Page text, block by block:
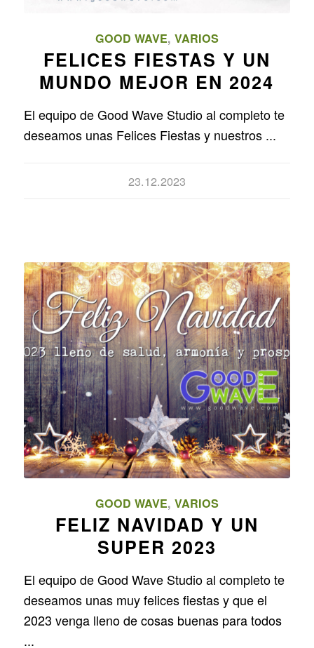
GOOD WAVE, VARIOS
FELICES FIESTAS Y UN
MUNDO MEJOR EN 2024
El equipo de Good Wave Studio al completo te
deseamos unas Felices Fiestas y nuestros ...
23.12.2023
GOOD WAVE, VARIOS
FELIZ NAVIDAD Y UN
SUPER 2023
El equipo de Good Wave Studio al completo te
deseamos unas muy felices fiestas y que el
2023 venga lleno de cosas buenas para todos
...